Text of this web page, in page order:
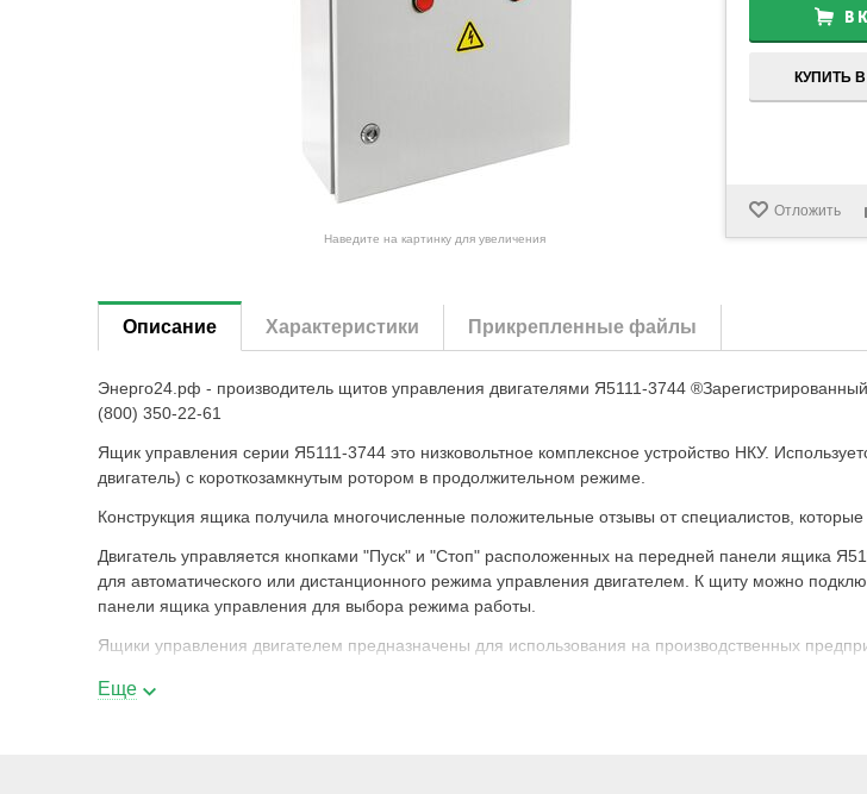
Наведите на картинку для увеличения
В
КУПИТЬ
Отложить
Описание Характеристики Прикрепленные файлы
Энерго24.рф - производитель щитов управления двигателями Я5111-3744
(800) 350-22-61
Ящик управления серии Я5111-3744 это низковольтное комплексное устройство НКУ.
двигатель) с короткозамкнутым ротором в продолжительном режиме.
Конструкция ящика получила многочисленные положительные отзывы от специалистов,
Двигатель управляется кнопками "Пуск" и "Стоп" расположенных на передней панели ящика
для автоматического или дистанционного режима управления двигателем. К щиту можно
панели ящика управления для выбора режима работы.
Ящики управления двигателем предназначены для использования на производственных
Основные характеристики ящика управления двигателем Я5111-3744:
Еще